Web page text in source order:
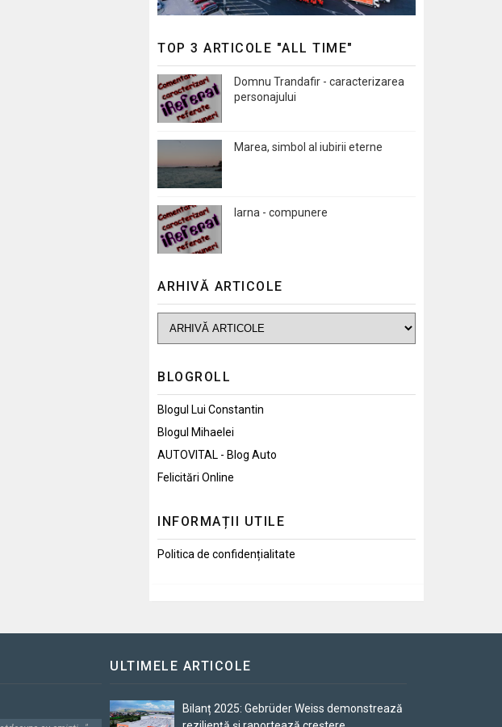
TOP 3 ARTICOLE "ALL TIME"
Domnu Trandafir - caracterizarea
personajului
Marea, simbol al iubirii eterne
Iarna - compunere
ARHIVĂ ARTICOLE
BLOGROLL
Blogul Lui Constantin
Blogul Mihaelei
AUTOVITAL - Blog Auto
Felicitări Online
INFORMAȚII UTILE
Politica de confidențialitate
ULTIMELE ARTICOLE
Bilanț 2025: Gebrüder Weiss demonstrează